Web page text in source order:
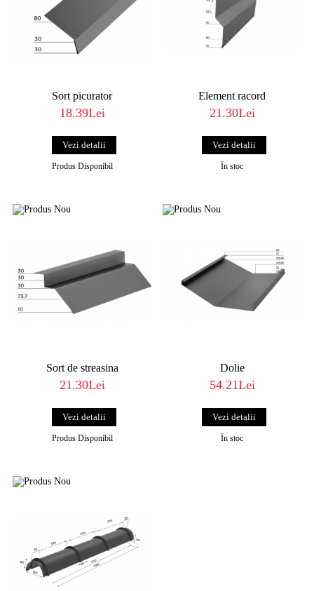
Sort picurator
18.39Lei
Vezi detalii
Produs Disponibil
Element racord
21.30Lei
Vezi detalii
În stoc
Sort de streasina
21.30Lei
Vezi detalii
Produs Disponibil
Dolie
54.21Lei
Vezi detalii
În stoc